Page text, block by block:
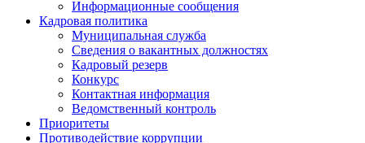
Информационные сообщения
Кадровая политика
Муниципальная служба
Сведения о вакантных должностях
Кадровый резерв
Конкурс
Контактная информация
Ведомственный контроль
Приоритеты
Противодействие коррупции